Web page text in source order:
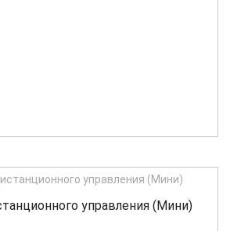
управления (Мини)